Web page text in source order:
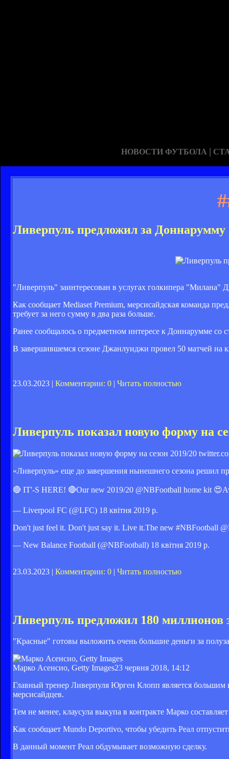
НОВОСТИ ФУТБОЛА |
Ливерпуль предложил за
"Ливерпуль" заинтересован в услугах голкипера
Как сообщает Mediaset Premium, мерсисайдская команда
требует за него сумму в два раза больше.
Ранее сообщалось о предметном интересе к Доннарумме
В завершившемся сезоне Джанлуиджи провел 50 матчей на
23.03.2023 | Комментарии: 0 | Читать полностью
Ливерпуль показал новую форму на
«Ливерпуль» еще до завершения нынешнего сезона решил
🔴 IT'-S HERE! 🔴Our new 2019/20 @NBFootball home kit
— Liverpool FC (@LFC) 18 квітня 2019 р.
Don't just feel it. Don't just say it. Live it.The new #NBFootball
— New Balance Football (@NBFootball) 18 квітня 2019 р.
23.03.2023 | Комментарии: 0 | Читать полностью
Ливерпуль предложил 180
"Красные" готовы выложить очень большие деньги за
Марко Асенсио, Getty Images23 червня 2018, 14:12
Главный тренер Ливерпуля Юрген Клопп является большим
мерсисайдцев.
Тем не менее, клаусула выкупа в контракте Марко
Как сообщает Mundo Deportivo, чтобы убедить Реал
В данный момент Реал обдумывает возможную сделку.